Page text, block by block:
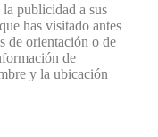
publicidad a sus
has visitado antes
de orientación o de
de
y la ubicación